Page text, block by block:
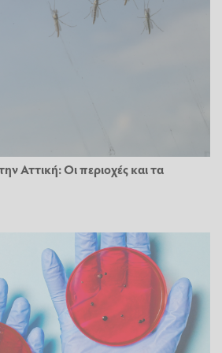
Αττική: Οι περιοχές και τα